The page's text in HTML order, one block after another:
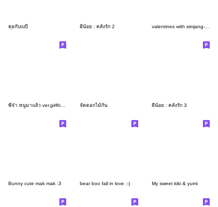
คุยกับเบบี๋ ผีน้อย : คลั่งรัก 2 valentines with simjang-simjang
จัดดอกไม้กัน ผีน้อย : คลั่งรัก 3
Bunny cute mak mak :3 bear boo fall in love :-) My sweet kiki & yumi